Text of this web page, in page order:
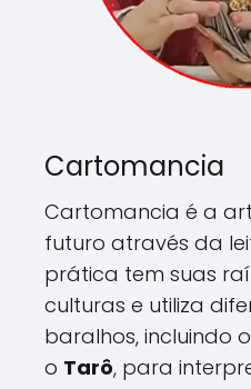
Cartomancia
Cartomancia é a
futuro através da
prática tem suas
culturas e utiliza
baralhos, incluindo o
o Tarô, para